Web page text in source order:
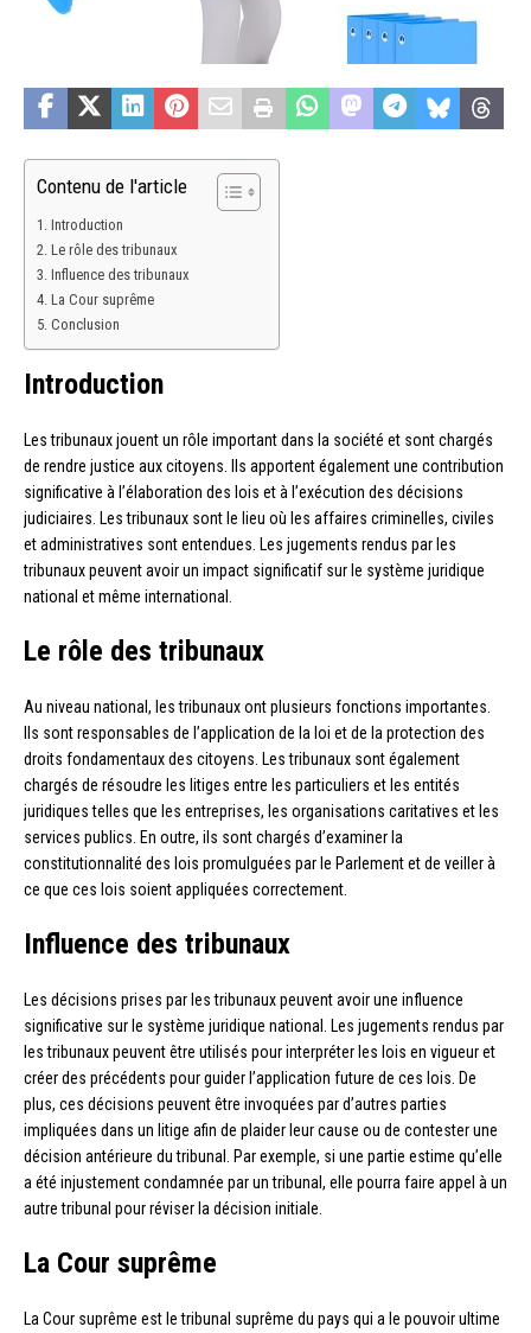
Contenu de l'article
Introduction
Le rôle des tribunaux
Influence des tribunaux
La Cour suprême
Conclusion
Introduction
Les tribunaux jouent un rôle important dans la société et sont chargés
de rendre justice aux citoyens. Ils apportent également une contribution
significative à l’élaboration des lois et à l’exécution des décisions
judiciaires. Les tribunaux sont le lieu où les affaires criminelles, civiles
et administratives sont entendues. Les jugements rendus par les
tribunaux peuvent avoir un impact significatif sur le système juridique
national et même international.
Le rôle des tribunaux
Au niveau national, les tribunaux ont plusieurs fonctions importantes.
Ils sont responsables de l’application de la loi et de la protection des
droits fondamentaux des citoyens. Les tribunaux sont également
chargés de résoudre les litiges entre les particuliers et les entités
juridiques telles que les entreprises, les organisations caritatives et les
services publics. En outre, ils sont chargés d’examiner la
constitutionnalité des lois promulguées par le Parlement et de veiller à
ce que ces lois soient appliquées correctement.
Influence des tribunaux
Les décisions prises par les tribunaux peuvent avoir une influence
significative sur le système juridique national. Les jugements rendus par
les tribunaux peuvent être utilisés pour interpréter les lois en vigueur et
créer des précédents pour guider l’application future de ces lois. De
plus, ces décisions peuvent être invoquées par d’autres parties
impliquées dans un litige afin de plaider leur cause ou de contester une
décision antérieure du tribunal. Par exemple, si une partie estime qu’elle
a été injustement condamnée par un tribunal, elle pourra faire appel à un
autre tribunal pour réviser la décision initiale.
La Cour suprême
La Cour suprême est le tribunal suprême du pays qui a le pouvoir ultime